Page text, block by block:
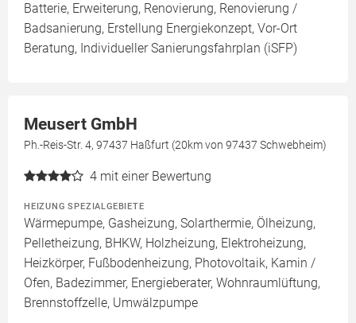
Batterie, Erweiterung, Renovierung, Renovierung /
Badsanierung, Erstellung Energiekonzept, Vor-Ort
Beratung, Individueller Sanierungsfahrplan (iSFP)
Meusert GmbH
Ph.-Reis-Str. 4, 97437 Haßfurt (20km von 97437 Schwebheim)
4 mit einer Bewertung
HEIZUNG SPEZIALGEBIETE
Wärmepumpe, Gasheizung, Solarthermie, Ölheizung,
Pelletheizung, BHKW, Holzheizung, Elektroheizung,
Heizkörper, Fußbodenheizung, Photovoltaik, Kamin /
Ofen, Badezimmer, Energieberater, Wohnraumlüftung,
Brennstoffzelle, Umwälzpumpe